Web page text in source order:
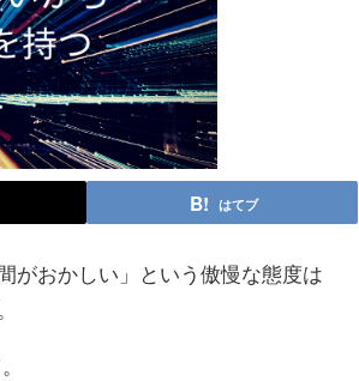
はてブ
がおかしい」という傲慢な態度は